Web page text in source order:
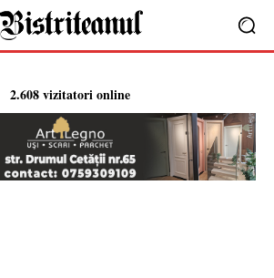
2.608 vizitatori online